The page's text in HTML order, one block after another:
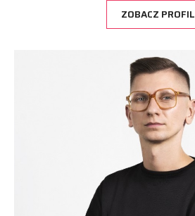
ZOBACZ PROFIL